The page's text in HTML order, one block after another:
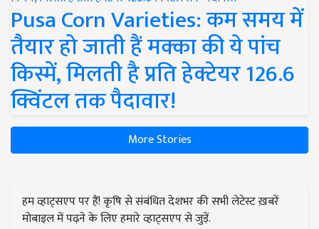
Pusa Corn Varieties: कम समय में
तैयार हो जाती हैं मक्का की ये पांच
किस्में, मिलती है प्रति हेक्टेयर 126.6
क्विंटल तक पैदावार!
More Stories
हम व्हाट्सएप पर हैं! कृषि से संबंधित देशभर की सभी लेटेस्ट ख़बरें
मोबाइल में पढ़ने के लिए हमारे व्हाट्सएप से जुड़ें.